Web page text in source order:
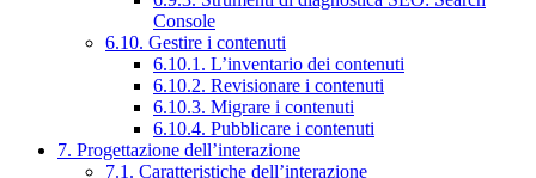
Console
6.10. Gestire i contenuti
6.10.1. L’inventario dei contenuti
6.10.2. Revisionare i contenuti
6.10.3. Migrare i contenuti
6.10.4. Pubblicare i contenuti
7. Progettazione dell’interazione
7.1. Caratteristiche dell’interazione